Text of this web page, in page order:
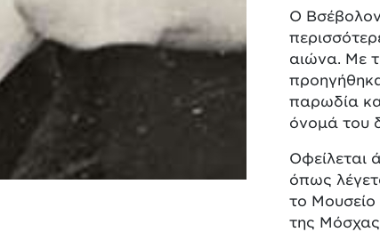
Ο
αιώνα. Με
παρωδία
όνομά του
Οφείλεται
όπως
το Μουσείο
της